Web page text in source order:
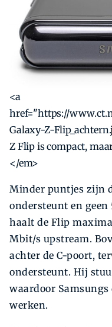
<a
href="https://
Galaxy-Z-
Z Flip is compact,
</em>
Minder puntjes zijn
ondersteunt en
haalt de Flip
Mbit/s upstream.
achter de C-poort,
ondersteunt. Hij
waardoor
werken.